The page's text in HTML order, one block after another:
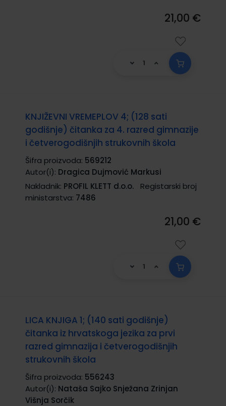
21,00 €
KNJIŽEVNI VREMEPLOV 4; (128 sati
godišnje) čitanka za 4. razred gimnazije
i četverogodišnjih strukovnih škola
Šifra proizvoda: 569212
Autor(i): Dragica Dujmović Markusi
Nakladnik: PROFIL KLETT d.o.o.
Registarski broj
ministarstva: 7486
21,00 €
LICA KNJIGA 1; (140 sati godišnje)
čitanka iz hrvatskoga jezika za prvi
razred gimnazija i četverogodišnjih
strukovnih škola
Šifra proizvoda: 556243
Autor(i): Nataša Sajko Snježana Zrinjan
Višnja Sorčik